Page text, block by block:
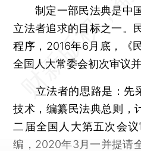
制定一部民法典是中
立法者追求的目标之一。
程序，2016年6月底，《
全国人大常委会初次审议
立法者的思路是：先采
技术，编纂民法典总则，
二届全国人大第五次会
编，2020年3月一并提请